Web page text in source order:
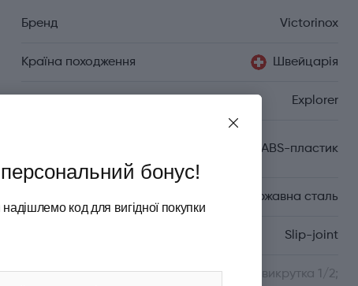
Бренд Victorinox
Країна походження Швейцарія
Explorer
Целідор/ABS-пластик
Неіржавна сталь
Slip-joint
Функції
Хрестова викрутка 1/2;
бонус!
код для вигідної покупки